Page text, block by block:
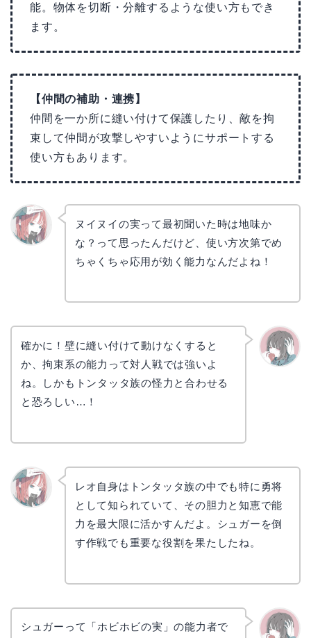
能。物体を切断・分離するような使い方もでき
ます。
【仲間の補助・連携】
仲間を一か所に縫い付けて保護したり、敵を拘
束して仲間が攻撃しやすいようにサポートする
使い方もあります。
ヌイヌイの実って最初聞いた時は地味か
な？って思ったんだけど、使い方次第でめ
ちゃくちゃ応用が効く能力なんだよね！
確かに！壁に縫い付けて動けなくすると
か、拘束系の能力って対人戦では強いよ
ね。しかもトンタッタ族の怪力と合わせる
と恐ろしい…！
レオ自身はトンタッタ族の中でも特に勇将
として知られていて、その胆力と知恵で能
力を最大限に活かすんだよ。シュガーを倒
す作戦でも重要な役割を果たしたね。
シュガーって「ホビホビの実」の能力者で